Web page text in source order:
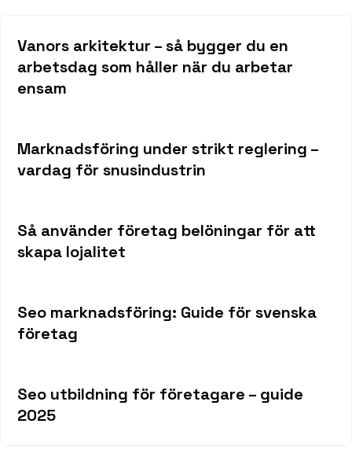
Vanors arkitektur – så bygger du en
arbetsdag som håller när du arbetar
ensam
Marknadsföring under strikt reglering –
vardag för snusindustrin
Så använder företag belöningar för att
skapa lojalitet
Seo marknadsföring: Guide för svenska
företag
Seo utbildning för företagare – guide
2025